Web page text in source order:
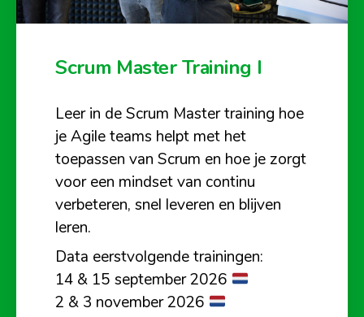
Scrum Master Training I
Leer in de Scrum Master training hoe
je Agile teams helpt met het
toepassen van Scrum en hoe je zorgt
voor een mindset van continu
verbeteren, snel leveren en blijven
leren.
Data eerstvolgende trainingen:
14 & 15 september 2026
2 & 3 november 2026